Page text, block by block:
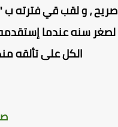
سنه عندما إستقدمه
الكل على تألقه